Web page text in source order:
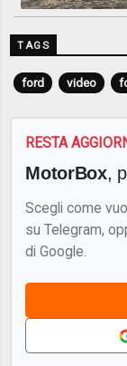
TAGS
ford video
RESTA
MotorBox,
Scegli come
su Telegram,
di Google.